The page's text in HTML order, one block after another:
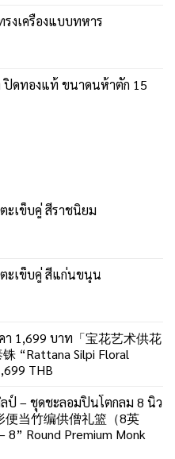
รงเครื่องแบบทหาร
ปิดทองแท้ ขนาดนห้าตัก 15
เข็บคู่ สีราชนิยม
ะเข็บคู่ สีแก่นขนุน
1,699 บาท「宝花艺术供花
“Rattana Silpi Floral
THB
ป์ – ชุดชะลอมปิ่นโตกลม 8 นิ้ว
便当竹编供僧礼篮（8英
8” Round Premium Monk